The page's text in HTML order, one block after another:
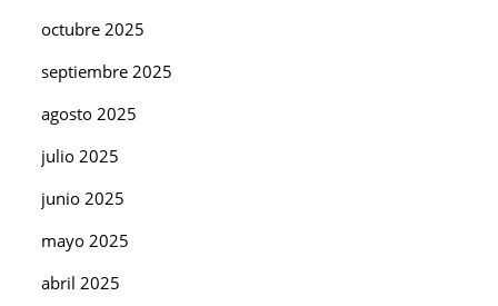
octubre 2025
septiembre 2025
agosto 2025
julio 2025
junio 2025
mayo 2025
abril 2025